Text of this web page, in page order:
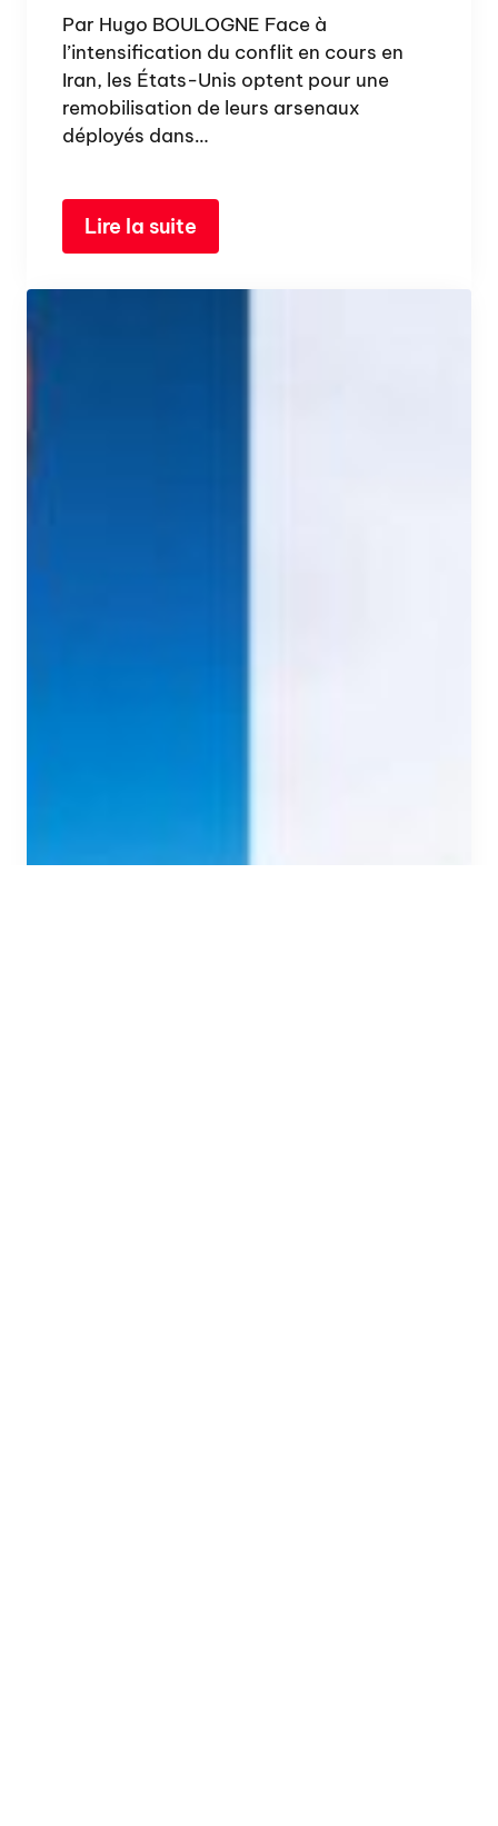
Par Hugo BOULOGNE Face à
l’intensification du conflit en cours en
Iran, les États-Unis optent pour une
remobilisation de leurs arsenaux
déployés dans…
Lire la suite